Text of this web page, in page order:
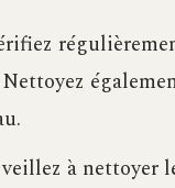
à nettoyer